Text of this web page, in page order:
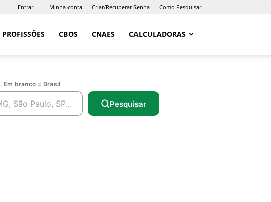
Entrar Minha conta Criar/Recuperar Senha Como Pesquisar
PROFISSÕES CBOS CNAES CALCULADORAS
. Em branco = Brasil
Pesquisar